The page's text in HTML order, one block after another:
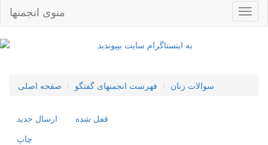
منوی انجمنها
صفحه اصلی فهرست انجمنهای گفتگو سوالات زنان
ارسال جديد
قفل شده
چاپ